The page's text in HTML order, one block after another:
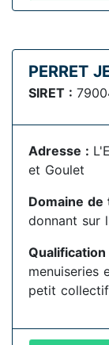
PERRET
SIRET :
Adresse :
et Goulet
Domaine de
donnant sur
Qualification
menuiseries
petit